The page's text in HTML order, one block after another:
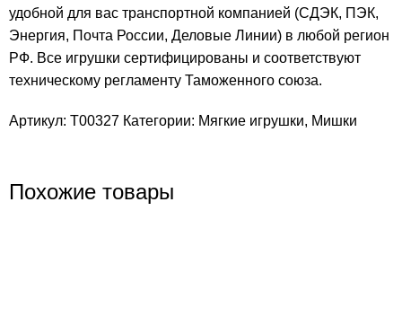
удобной для вас транспортной компанией (СДЭК, ПЭК,
Энергия, Почта России, Деловые Линии) в любой регион
РФ. Все игрушки сертифицированы и соответствуют
техническому регламенту Таможенного союза.
Артикул: T00327 Категории: Мягкие игрушки, Мишки
Похожие товары